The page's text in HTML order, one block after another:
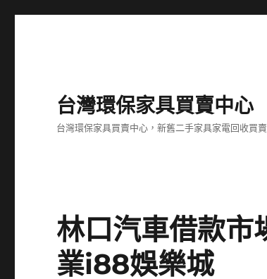
台灣環保家具買賣中心
台灣環保家具買賣中心，新舊二手家具家電回收買
林口汽車借款市
業i88娛樂城